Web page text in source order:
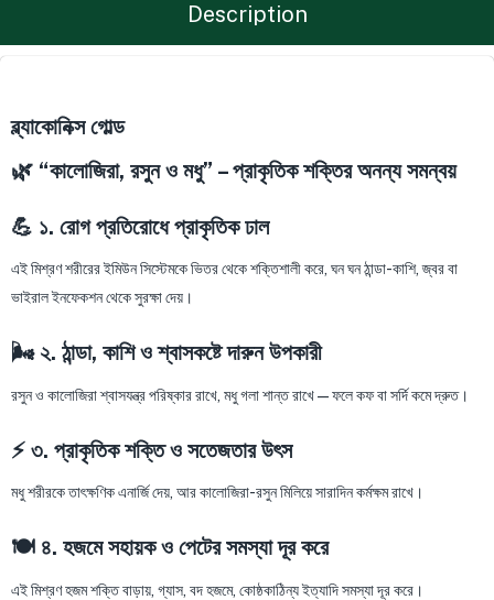
Description
ব্ল্যাকোনিক্স গোল্ড
🌿 “কালোজিরা, রসুন ও মধু” – প্রাকৃতিক শক্তির অনন্য সমন্বয়
💪 ১. রোগ প্রতিরোধে প্রাকৃতিক ঢাল
এই মিশ্রণ শরীরের ইমিউন সিস্টেমকে ভিতর থেকে শক্তিশালী করে, ঘন ঘন ঠান্ডা-কাশি, জ্বর বা
ভাইরাল ইনফেকশন থেকে সুরক্ষা দেয়।
🌬️ ২. ঠান্ডা, কাশি ও শ্বাসকষ্টে দারুন উপকারী
রসুন ও কালোজিরা শ্বাসযন্ত্র পরিষ্কার রাখে, মধু গলা শান্ত রাখে — ফলে কফ বা সর্দি কমে দ্রুত।
⚡ ৩. প্রাকৃতিক শক্তি ও সতেজতার উৎস
মধু শরীরকে তাৎক্ষণিক এনার্জি দেয়, আর কালোজিরা-রসুন মিলিয়ে সারাদিন কর্মক্ষম রাখে।
🍽️ ৪. হজমে সহায়ক ও পেটের সমস্যা দূর করে
এই মিশ্রণ হজম শক্তি বাড়ায়, গ্যাস, বদ হজমে, কোষ্ঠকাঠিন্য ইত্যাদি সমস্যা দূর করে।